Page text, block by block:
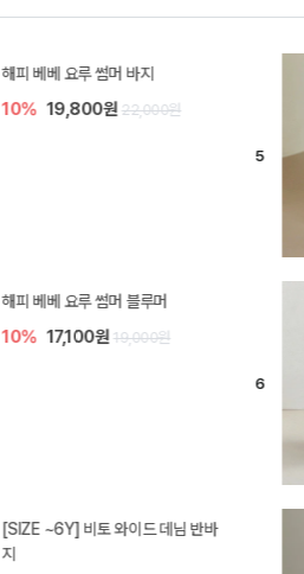
[SIZE ~6Y] 델린 린넨 바지
10% 21,600원 24,000원
듀이 아기 바지
20% 15,200원 19,000원
[SIZE ~6Y] 라핀 카프리 팬츠
30%